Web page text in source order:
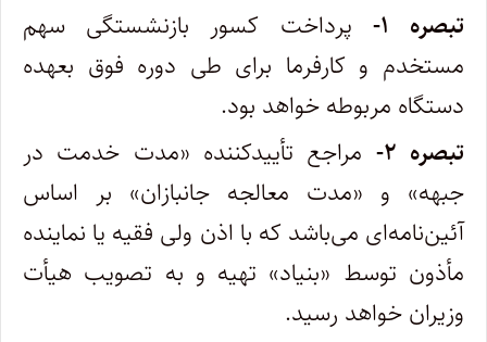
تبصره ۱-
پرداخت کسور بازنشستگی سهم
مستخدم و کارفرما برای طی دوره فوق بعهده
دستگاه مربوطه خواهد بود.
تبصره ۲-
مراجع تأییدکننده «مدت خدمت در
جبهه» و «مدت معالجه جانبازان» بر اساس
آئین‌نامه‌ای می‌باشد که با اذن ولی فقیه یا نماینده
مأذون توسط «بنیاد» تهیه و به تصویب هیأت
وزیران خواهد رسید.